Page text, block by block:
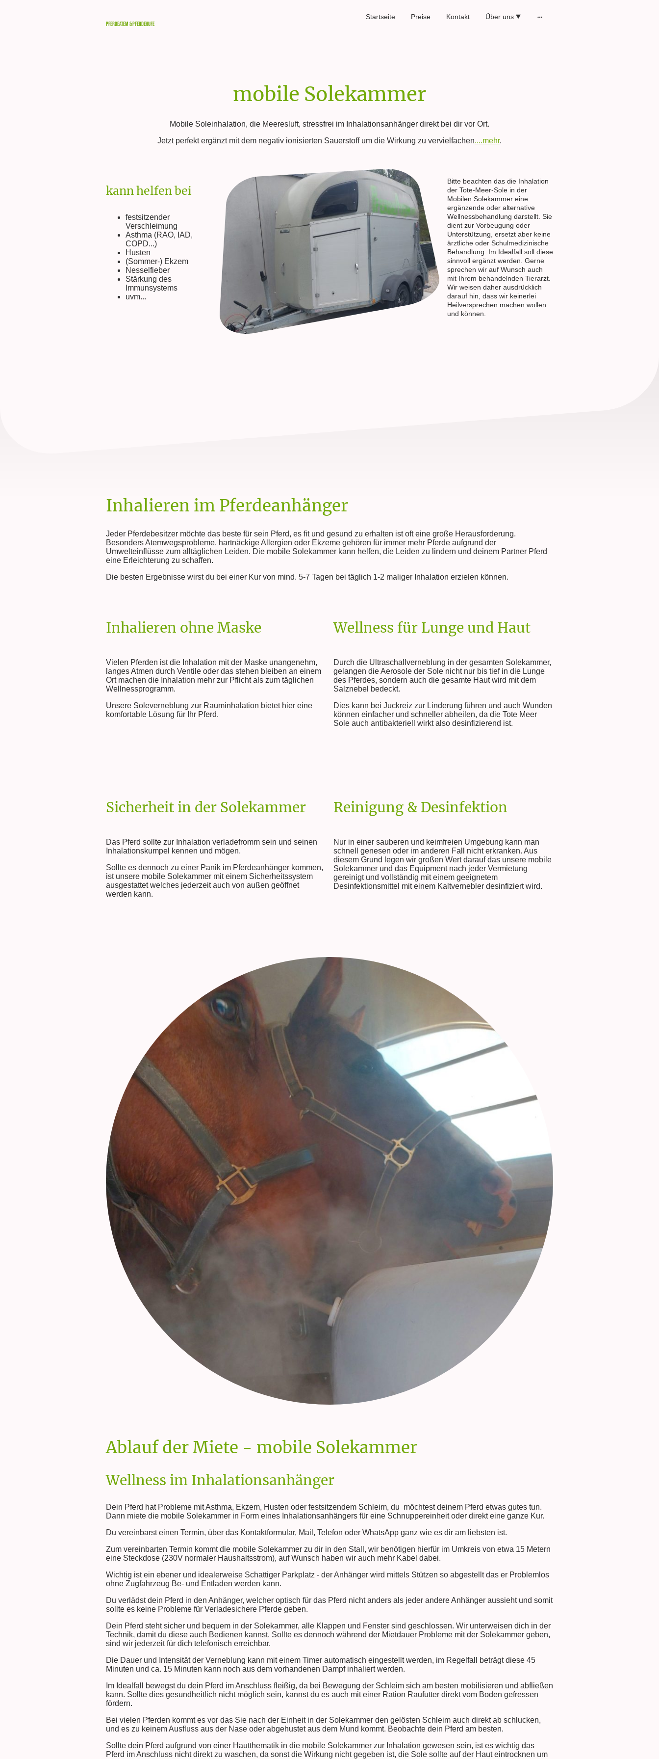
Pferdeatem & Pferdehufe
Startseite Preise Kontakt Über uns
mobile Solekammer
Mobile Soleinhalation, die Meeresluft, stressfrei im Inhalationsanhänger direkt bei dir vor Ort.
Jetzt perfekt ergänzt mit dem negativ ionisierten Sauerstoff um die Wirkung zu vervielfachen....mehr.
kann helfen bei
festsitzender
Verschleimung
Asthma (RAO, IAD,
COPD...)
Husten
(Sommer-) Ekzem
Nesselfieber
Stärkung des
Immunsystems
uvm...
Bitte beachten das die Inhalation
der Tote-Meer-Sole in der
Mobilen Solekammer eine
ergänzende oder alternative
Wellnessbehandlung darstellt. Sie
dient zur Vorbeugung oder
Unterstützung, ersetzt aber keine
ärztliche oder Schulmedizinische
Behandlung. Im Idealfall soll diese
sinnvoll ergänzt werden. Gerne
sprechen wir auf Wunsch auch
mit Ihrem behandelnden Tierarzt.
Wir weisen daher ausdrücklich
darauf hin, dass wir keinerlei
Heilversprechen machen wollen
und können.
Inhalieren im Pferdeanhänger
Jeder Pferdebesitzer möchte das beste für sein Pferd, es fit und gesund zu erhalten ist oft eine große Herausforderung.
Besonders Atemwegsprobleme, hartnäckige Allergien oder Ekzeme gehören für immer mehr Pferde aufgrund der
Umwelteinflüsse zum alltäglichen Leiden. Die mobile Solekammer kann helfen, die Leiden zu lindern und deinem Partner Pferd
eine Erleichterung zu schaffen.
Die besten Ergebnisse wirst du bei einer Kur von mind. 5-7 Tagen bei täglich 1-2 maliger Inhalation erzielen können.
Inhalieren ohne Maske
Vielen Pferden ist die Inhalation mit der Maske unangenehm,
langes Atmen durch Ventile oder das stehen bleiben an einem
Ort machen die Inhalation mehr zur Pflicht als zum täglichen
Wellnessprogramm.
Unsere Soleverneblung zur Rauminhalation bietet hier eine
komfortable Lösung für Ihr Pferd.
Wellness für Lunge und Haut
Durch die Ultraschallverneblung in der gesamten Solekammer,
gelangen die Aerosole der Sole nicht nur bis tief in die Lunge
des Pferdes, sondern auch die gesamte Haut wird mit dem
Salznebel bedeckt.
Dies kann bei Juckreiz zur Linderung führen und auch Wunden
können einfacher und schneller abheilen, da die Tote Meer
Sole auch antibakteriell wirkt also desinfizierend ist.
Sicherheit in der Solekammer
Das Pferd sollte zur Inhalation verladefromm sein und seinen
Inhalationskumpel kennen und mögen.
Sollte es dennoch zu einer Panik im Pferdeanhänger kommen,
ist unsere mobile Solekammer mit einem Sicherheitssystem
ausgestattet welches jederzeit auch von außen geöffnet
werden kann.
Reinigung & Desinfektion
Nur in einer sauberen und keimfreien Umgebung kann man
schnell genesen oder im anderen Fall nicht erkranken. Aus
diesem Grund legen wir großen Wert darauf das unsere mobile
Solekammer und das Equipment nach jeder Vermietung
gereinigt und vollständig mit einem geeignetem
Desinfektionsmittel mit einem Kaltvernebler desinfiziert wird.
Ablauf der Miete - mobile Solekammer
Wellness im Inhalationsanhänger
Dein Pferd hat Probleme mit Asthma, Ekzem, Husten oder festsitzendem Schleim, du möchtest deinem Pferd etwas gutes tun.
Dann miete die mobile Solekammer in Form eines Inhalationsanhängers für eine Schnuppereinheit oder direkt eine ganze Kur.
Du vereinbarst einen Termin, über das Kontaktformular, Mail, Telefon oder WhatsApp ganz wie es dir am liebsten ist.
Zum vereinbarten Termin kommt die mobile Solekammer zu dir in den Stall, wir benötigen hierfür im Umkreis von etwa 15 Metern
eine Steckdose (230V normaler Haushaltsstrom), auf Wunsch haben wir auch mehr Kabel dabei.
Wichtig ist ein ebener und idealerweise Schattiger Parkplatz - der Anhänger wird mittels Stützen so abgestellt das er Problemlos
ohne Zugfahrzeug Be- und Entladen werden kann.
Du verlädst dein Pferd in den Anhänger, welcher optisch für das Pferd nicht anders als jeder andere Anhänger aussieht und somit
sollte es keine Probleme für Verladesichere Pferde geben.
Dein Pferd steht sicher und bequem in der Solekammer, alle Klappen und Fenster sind geschlossen. Wir unterweisen dich in der
Technik, damit du diese auch Bedienen kannst. Sollte es dennoch während der Mietdauer Probleme mit der Solekammer geben,
sind wir jederzeit für dich telefonisch erreichbar.
Die Dauer und Intensität der Verneblung kann mit einem Timer automatisch eingestellt werden, im Regelfall beträgt diese 45
Minuten und ca. 15 Minuten kann noch aus dem vorhandenen Dampf inhaliert werden.
Im Idealfall bewegst du dein Pferd im Anschluss fleißig, da bei Bewegung der Schleim sich am besten mobilisieren und abfließen
kann. Sollte dies gesundheitlich nicht möglich sein, kannst du es auch mit einer Ration Raufutter direkt vom Boden gefressen
fördern.
Bei vielen Pferden kommt es vor das Sie nach der Einheit in der Solekammer den gelösten Schleim auch direkt ab schlucken,
und es zu keinem Ausfluss aus der Nase oder abgehustet aus dem Mund kommt. Beobachte dein Pferd am besten.
Sollte dein Pferd aufgrund von einer Hautthematik in die mobile Solekammer zur Inhalation gewesen sein, ist es wichtig das
Pferd im Anschluss nicht direkt zu waschen, da sonst die Wirkung nicht gegeben ist, die Sole sollte auf der Haut eintrocknen um